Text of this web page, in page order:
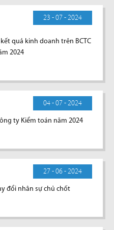
23 - 07 - 2024
quả kinh doanh trên BCTC
2024
04 - 07 - 2024
ty Kiểm toán năm 2024
27 - 06 - 2024
đổi nhân sự chủ chốt